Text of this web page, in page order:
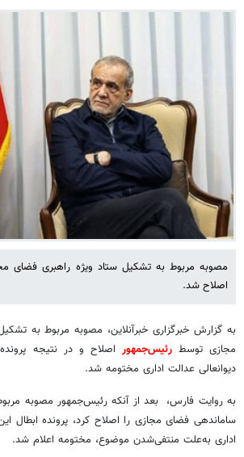
مصوبه مربوط به تشکیل ستاد ویژه راهبری فضای
اصلاح شد.
به گزارش خبرگزاری خبرآنلاین، مصوبه مربوط به
مجازی توسطرئیس‌جمهور اصلاح و در نتیجه
دیوانعالی عدالت اداری مختومه شد.
به روایت فارس، بعد از آنکه رئیس‌جمهور مصوبه
ساماندهی فضای مجازی را اصلاح کرد، پرونده ابطال
اداری به‌علت منتفی‌شدن موضوع، مختومه اعلام شد.